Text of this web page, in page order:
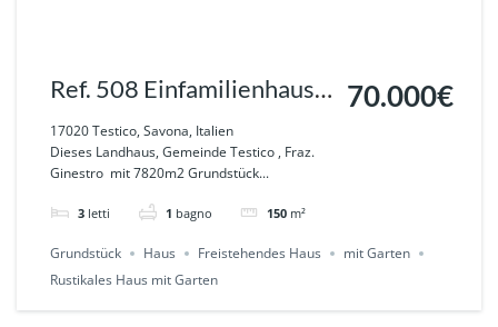
Ref. 508 Einfamilienhaus
mit Garten und Terrasse in
der Natur in Ginestro-
Testico
17020 Testico, Savona, Italien
Dieses Landhaus, Gemeinde Testico , Fraz.
Ginestro mit 7820m2 Grundstück...
3 letti 1 bagno 150 m²
70.000€
Grundstück Haus Freistehendes Haus
mit Garten
Rustikales Haus mit Garten